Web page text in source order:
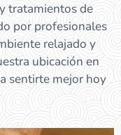
tratamientos de
por profesionales
relajado y
ubicación en
sentirte mejor hoy